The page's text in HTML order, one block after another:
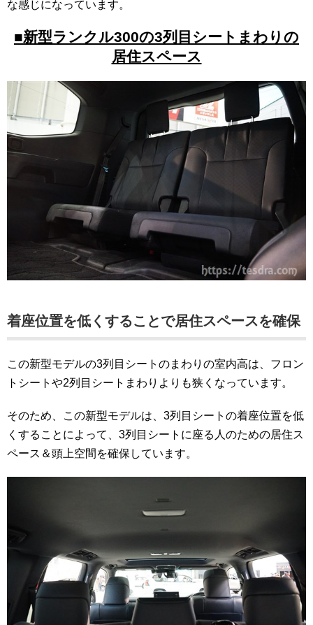
な感じになっています。
■新型ランクル300の3列目シートまわりの
居住スペース
着座位置を低くすることで居住スペースを確保
この新型モデルの3列目シートのまわりの室内高は、フロン
トシートや2列目シートまわりよりも狭くなっています。
そのため、この新型モデルは、3列目シートの着座位置を低
くすることによって、3列目シートに座る人のための居住ス
ペース＆頭上空間を確保しています。